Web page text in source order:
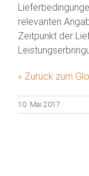
relevanten
Zeitpunkt der
« Zurück zum
10. Mai 2017